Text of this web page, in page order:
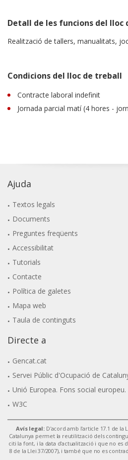
Detall de les funcions del lloc
Realització de tallers, manualitats,
Condicions del lloc de treball
Contracte laboral indefinit
Jornada parcial matí (4 hores -
Ajuda
Textos legals
Documents
Preguntes freqüents
Accessibilitat
Tutorials
Contacte
Política de galetes
Mapa web
Taula de continguts
Directe a
Gencat.cat
Servei Públic d'Ocupació de
Unió Europea. Fons social europeu.
W3C
Avís legal: D'acord amb l'article 17.1 de la
Catalunya permet la reutilització dels
citi la font, i la data d'actualització i que no es
8 de la Llei 37/2007), i també que no es